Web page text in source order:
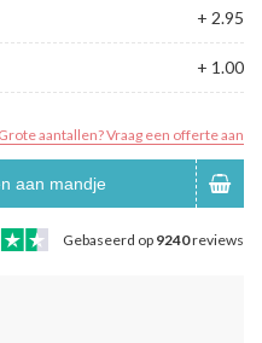
+ 2.95
+ 1.00
Grote aantallen? Vraag een offerte aan
aan mandje
Gebaseerd op 9240reviews